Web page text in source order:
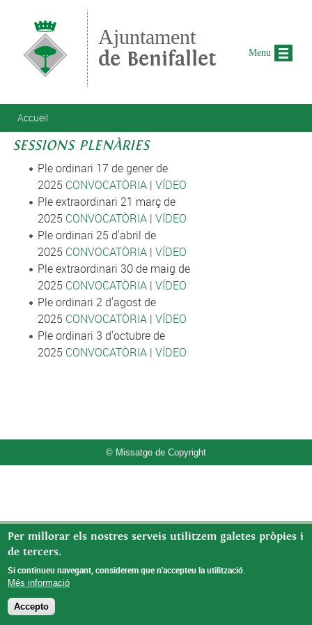
Ajuntament
de Benifallet
Vous êtes ici
Accueil
SESSIONS PLENÀRIES
Ple ordinari 17 de gener de
2025 CONVOCATÒRIA| VÍDEO
Ple extraordinari 21 març de
2025 CONVOCATÒRIA| VÍDEO
Ple ordinari 25 d'abril de
2025 CONVOCATÒRIA| VÍDEO
Ple extraordinari 30 de maig de
2025 CONVOCATÒRIA| VÍDEO
Ple ordinari 2 d'agost de
2025 CONVOCATÒRIA| VÍDEO
Ple ordinari 3 d'octubre de
2025 CONVOCATÒRIA| VÍDEO
© Missatge de Copyright
Menu
Per millorar els nostres serveis utilitzem galetes pròpies i
de tercers.
Si continueu navegant, considerem que n'accepteu la utilització.
Més informació
Accepto